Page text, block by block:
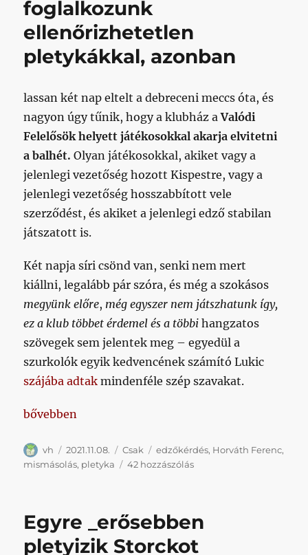
foglalkozunk
ellenőrizhetetlen
pletykákkal, azonban
lassan két nap eltelt a debreceni meccs óta, és
nagyon úgy tűnik, hogy a klubház aValódi
Felelősök helyett játékosokkal akarja elvitetni
a balhét. Olyan játékosokkal, akiket vagy a
jelenlegi vezetőség hozott Kispestre, vagy a
jelenlegi vezetőség hosszabbított vele
szerződést, és akiket a jelenlegi edző stabilan
játszatott is.
Két napja síri csönd van, senki nem mert
kiállni, legalább pár szóra, és még a szokásos
megyünk előre, még egyszer nem játszhatunk így,
ez a klub többet érdemel és a többihangzatos
szövegek sem jelentek meg – egyedül a
szurkolók egyik kedvencének számító Lukic
szájába adtak mindenféle szép szavakat.
„Nem szívesen foglalkozunk ellenőrizhetetlen
bővebben
Szerző
vh Közzétéve
2021.11.08. Kategória
Csak Címke
edzőkérdés, Horváth Ferenc,
mismásolás, pletyka 42 hozzászólásNem
pletykákkal,
című
Egyre _erősebben
pletyizik Storckot